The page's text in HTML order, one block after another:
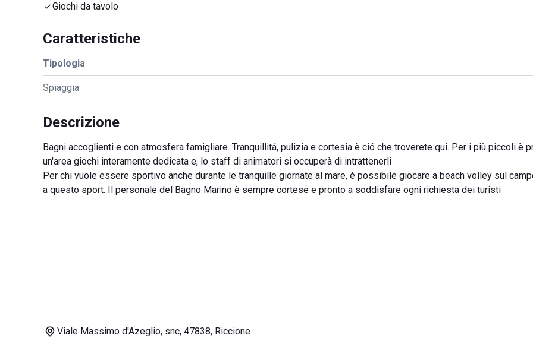
Giochi da tavolo
Caratteristiche
Tipologia
Spiaggia
Descrizione
Bagni accoglienti e con atmosfera famigliare. Tranquillitá, pulizia e cortesia è ció che troverete qui. Per i più piccoli è
un'area giochi interamente dedicata e, lo staff di animatori si occuperà di intrattenerli
Per chi vuole essere sportivo anche durante le tranquille giornate al mare, è possibile giocare a beach volley sul
a questo sport. Il personale del Bagno Marino è sempre cortese e pronto a soddisfare ogni richiesta dei turisti
Viale Massimo d'Azeglio, snc, 47838, Riccione